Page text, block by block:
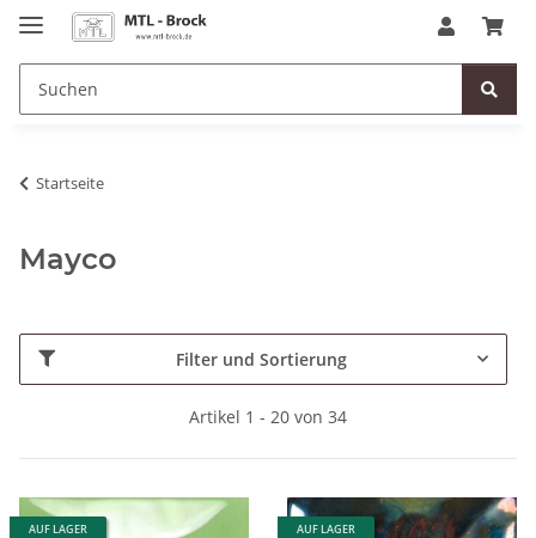
Startseite
Mayco
Filter und Sortierung
Artikel 1 - 20 von 34
AUF LAGER AUF LAGER